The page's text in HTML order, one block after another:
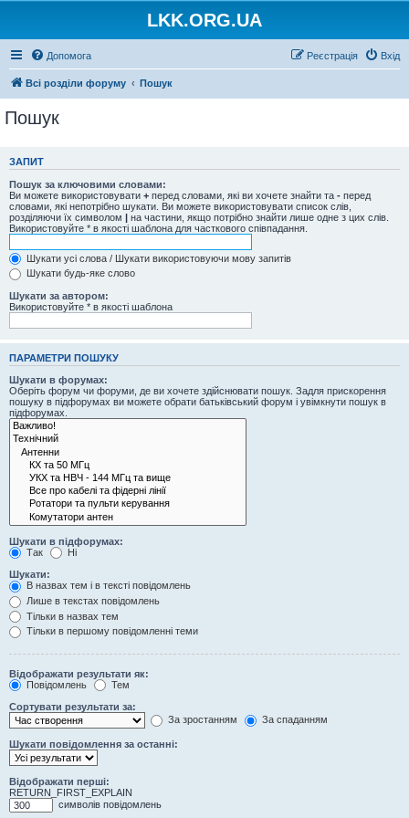
LKK.ORG.UA
Допомога Вхід
Реєстрація
Всі розділи форуму Пошук
Пошук
ЗАПИТ
Пошук за ключовими словами:
Ви можете використовувати + перед словами, які ви хочете знайти та - перед
словами, які непотрібно шукати. Ви можете використовувати список слів,
розділяючи їх символом | на частини, якщо потрібно знайти лише одне з цих слів.
Використовуйте * в якості шаблона для часткового співпадання.
Шукати усі слова / Шукати використовуючи мову запитів
Шукати будь-яке слово
Шукати за автором:
Використовуйте * в якості шаблона
ПАРАМЕТРИ ПОШУКУ
Шукати в форумах:
Оберіть форум чи форуми, де ви хочете здійснювати пошук. Задля прискорення
пошуку в підфорумах ви можете обрати батьківський форум і увімкнути пошук в
підфорумах.
Шукати в підфорумах:
Так
Ні
Шукати:
В назвах тем і в тексті повідомлень
Лише в текстах повідомлень
Тільки в назвах тем
Тільки в першому повідомленні теми
Відображати результати як:
Повідомлень
Тем
Сортувати результати за:
За зростанням
За спаданням
Шукати повідомлення за останні:
Відображати перші:
RETURN_FIRST_EXPLAIN
символів повідомлень